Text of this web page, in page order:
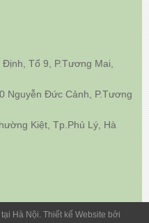
Tổ 9, P.Tương Mai,
Nguyễn Đức Cảnh, P.Tương
Kiệt, Tp.Phủ Lý, Hà
Hà Nội. Thiết kế Website bởi